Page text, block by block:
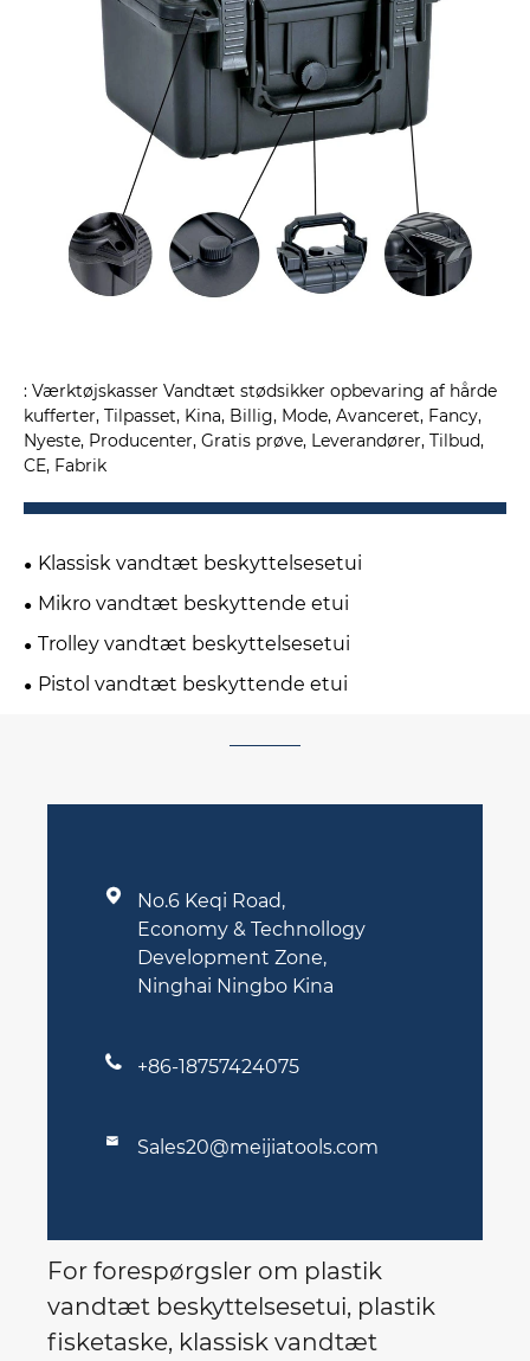
: Værktøjskasser Vandtæt stødsikker opbevaring af hårde
kufferter, Tilpasset, Kina, Billig, Mode, Avanceret, Fancy,
Nyeste, Producenter, Gratis prøve, Leverandører, Tilbud,
CE, Fabrik
Klassisk vandtæt beskyttelsesetui
Mikro vandtæt beskyttende etui
Trolley vandtæt beskyttelsesetui
Pistol vandtæt beskyttende etui

No.6 Keqi Road,
Economy & Technollogy
Development Zone,
Ninghai Ningbo Kina
 +86-18757424075
 Sales20@meijiatools.com
For forespørgsler om plastik
vandtæt beskyttelsesetui, plastik
fisketaske, klassisk vandtæt